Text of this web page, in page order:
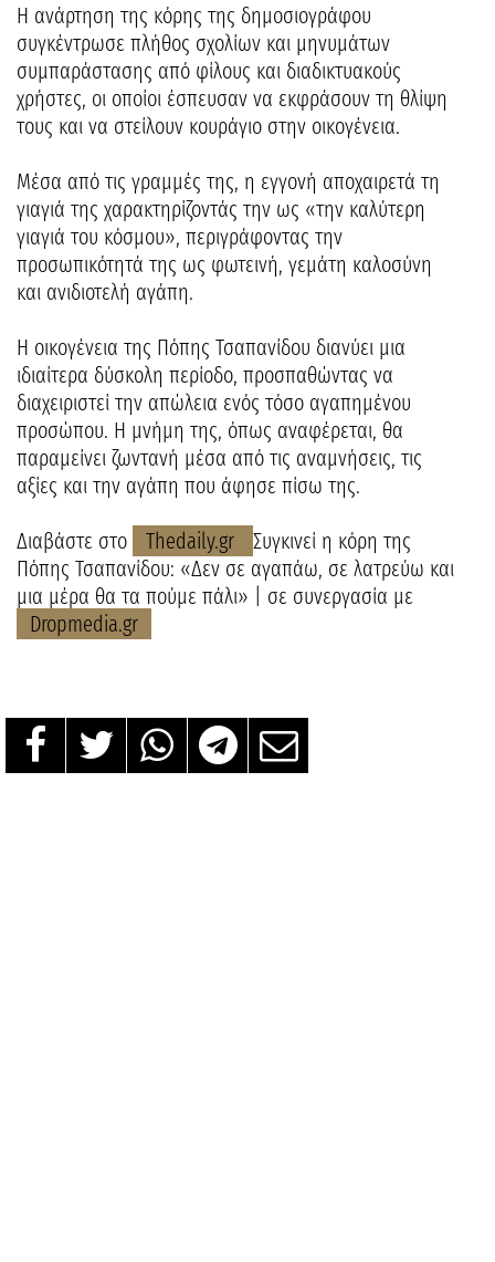
Η ανάρτηση της κόρης της δημοσιογράφου
συγκέντρωσε πλήθος σχολίων και μηνυμάτων
συμπαράστασης από φίλους και διαδικτυακούς
χρήστες, οι οποίοι έσπευσαν να εκφράσουν τη θλίψη
τους και να στείλουν κουράγιο στην οικογένεια.
Μέσα από τις γραμμές της, η εγγονή αποχαιρετά τη
γιαγιά της χαρακτηρίζοντάς την ως «την καλύτερη
γιαγιά του κόσμου», περιγράφοντας την
προσωπικότητά της ως φωτεινή, γεμάτη καλοσύνη
και ανιδιοτελή αγάπη.
Η οικογένεια της Πόπης Τσαπανίδου διανύει μια
ιδιαίτερα δύσκολη περίοδο, προσπαθώντας να
διαχειριστεί την απώλεια ενός τόσο αγαπημένου
προσώπου. Η μνήμη της, όπως αναφέρεται, θα
παραμείνει ζωντανή μέσα από τις αναμνήσεις, τις
αξίες και την αγάπη που άφησε πίσω της.
Διαβάστε στο Thedaily.gr
Συγκινεί η κόρη της
Πόπης Τσαπανίδου: «Δεν σε αγαπάω, σε λατρεύω και
μια μέρα θα τα πούμε πάλι» | σε συνεργασία με
Dropmedia.gr